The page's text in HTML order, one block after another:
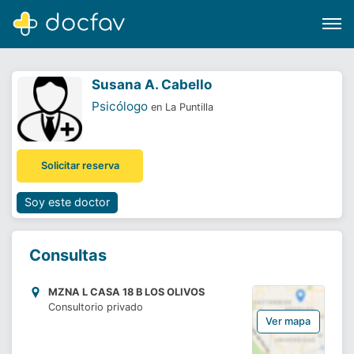
Software para clínicas
¿Eres un doctor?
Susana A. Cabello
Psicólogo en La Puntilla
Solicitar reserva
Soy este doctor
Consultas
MZNA L CASA 18 B LOS OLIVOS
Consultorio privado
Ver mapa